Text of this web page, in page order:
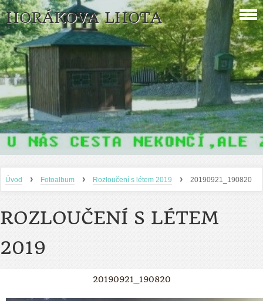
HORÁKOVA LHOTA
Úvod › Fotoalbum › Rozloučení s létem 2019 › 20190921_190820
ROZLOUČENÍ S LÉTEM
2019
20190921_190820